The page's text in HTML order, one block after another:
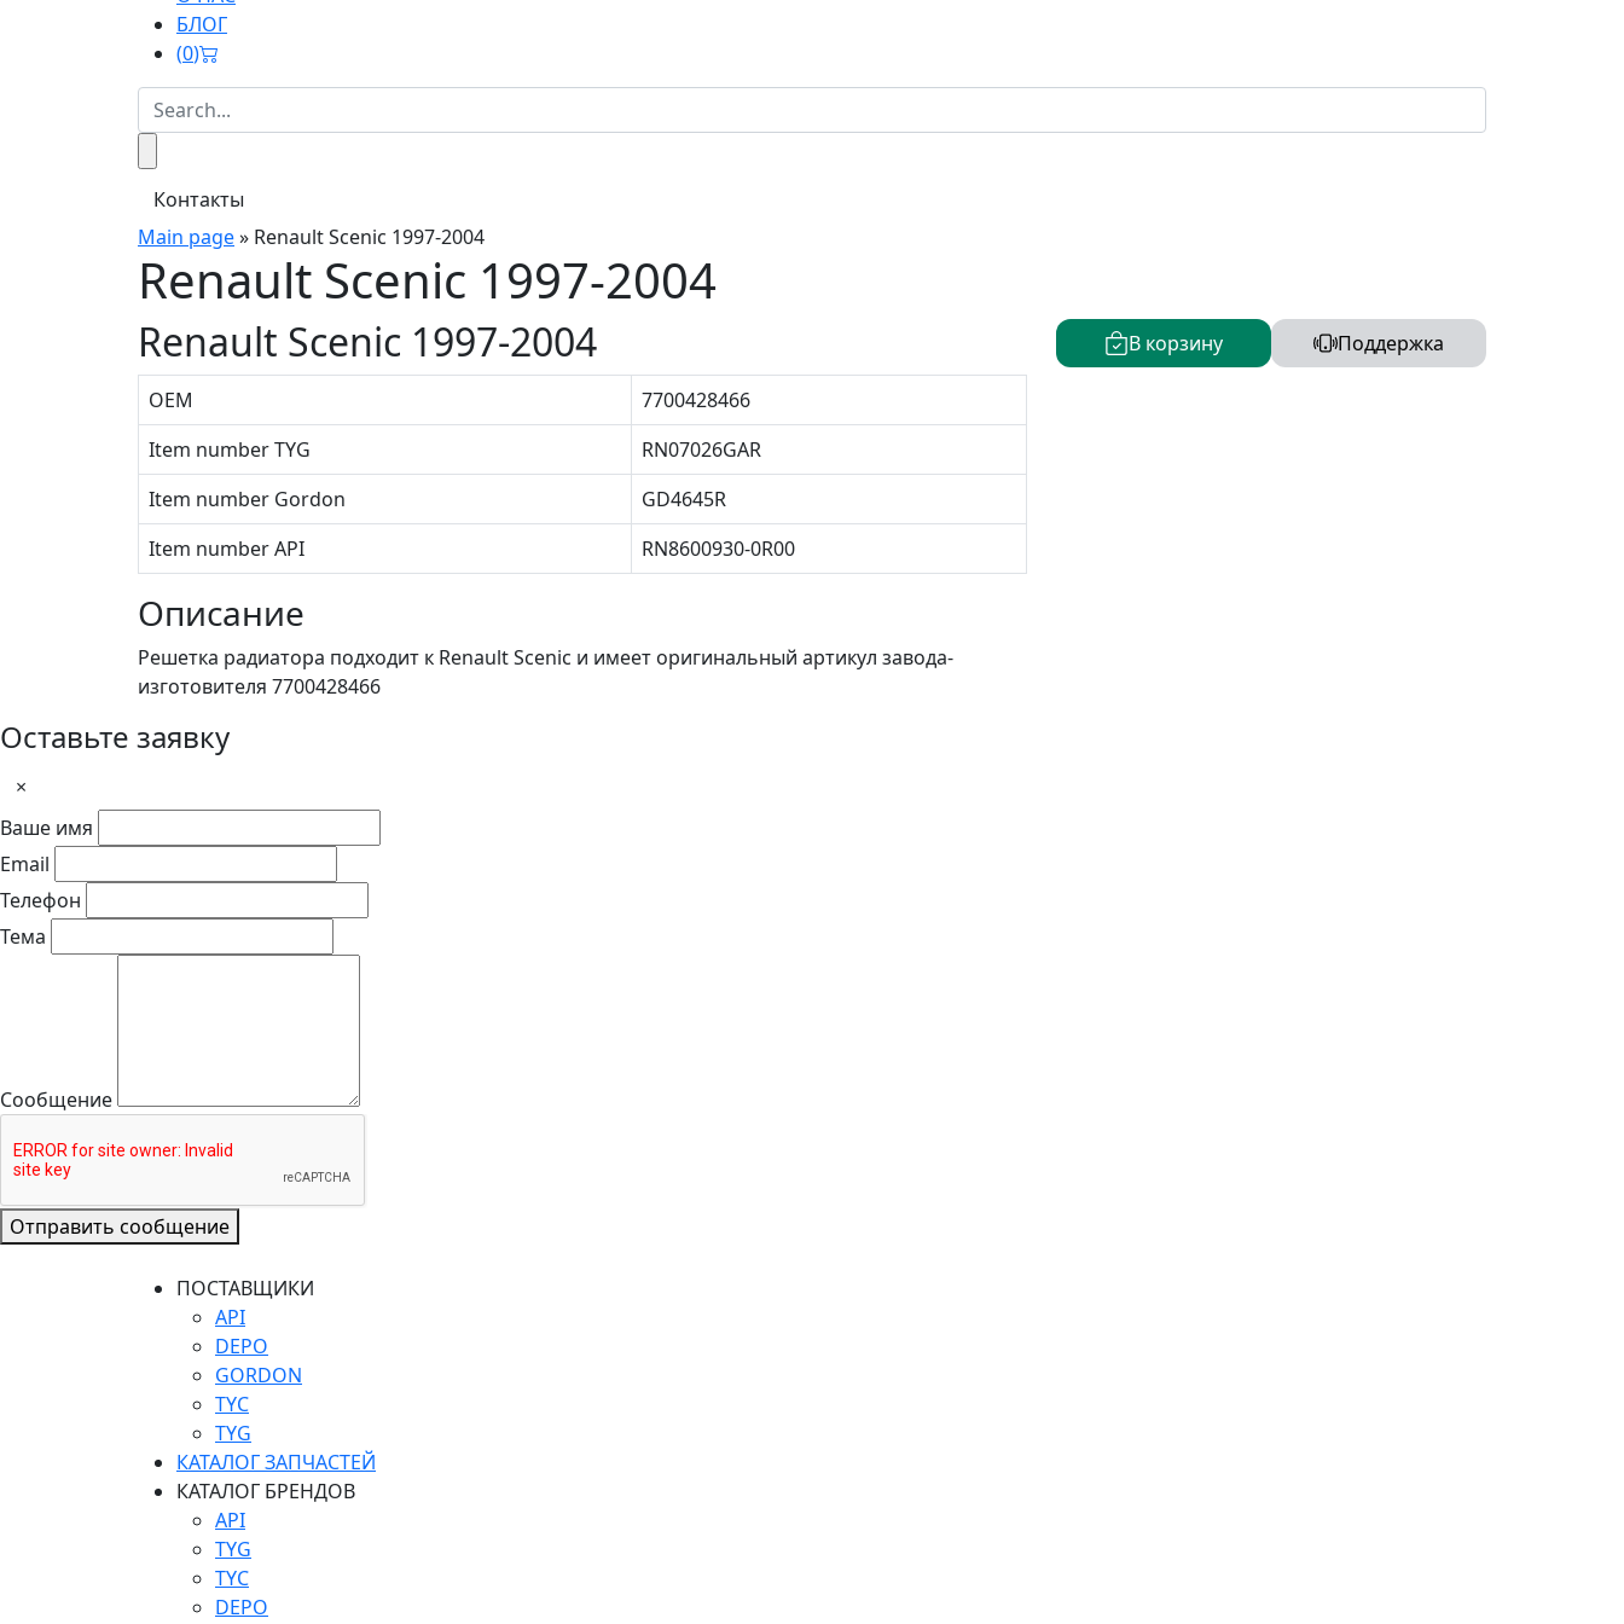
БЛОГ
(0)
Контакты
Main page» Renault Scenic 1997-2004
Renault Scenic 1997-2004
В корзину Поддержка
Renault Scenic 1997-2004
OEM
7700428466
Item number TYG
RN07026GAR
Item number Gordon
GD4645R
Item number API
RN8600930-0R00
Описание
Решетка радиатора подходит к Renault Scenic и имеет оригинальный артикул завода-
изготовителя 7700428466
Оставьте заявку
×
Ваше имя
Email
Телефон
Тема
Сообщение
Отправить сообщение
ПОСТАВЩИКИ
API
DEPO
GORDON
TYC
TYG
КАТАЛОГ ЗАПЧАСТЕЙ
КАТАЛОГ БРЕНДОВ
API
TYG
TYC
DEPO